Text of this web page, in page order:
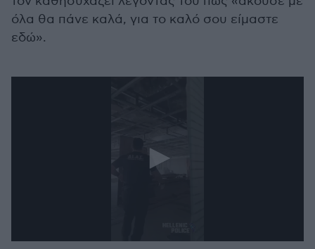
όλα θα πάνε καλά, για το καλό σου είμαστε
εδώ».